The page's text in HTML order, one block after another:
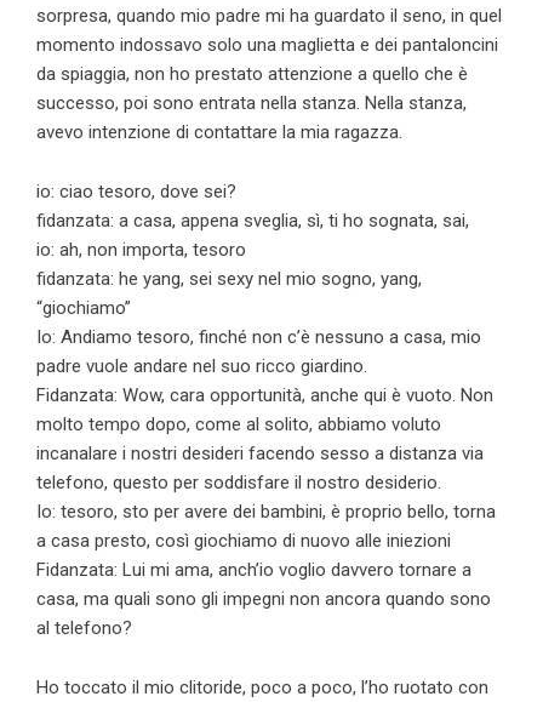
sorpresa, quando mio padre mi ha guardato il seno, in quel
momento indossavo solo una maglietta e dei pantaloncini
da spiaggia, non ho prestato attenzione a quello che è
successo, poi sono entrata nella stanza. Nella stanza,
avevo intenzione di contattare la mia ragazza.
io: ciao tesoro, dove sei?
fidanzata: a casa, appena sveglia, sì, ti ho sognata, sai,
io: ah, non importa, tesoro
fidanzata: he yang, sei sexy nel mio sogno, yang,
“giochiamo”
Io: Andiamo tesoro, finché non c’è nessuno a casa, mio ​​
padre vuole andare nel suo ricco giardino.
Fidanzata: Wow, cara opportunità, anche qui è vuoto. Non
molto tempo dopo, come al solito, abbiamo voluto
incanalare i nostri desideri facendo sesso a distanza via
telefono, questo per soddisfare il nostro desiderio.
Io: tesoro, sto per avere dei bambini, è proprio bello, torna
a casa presto, così giochiamo di nuovo alle iniezioni
Fidanzata: Lui mi ama, anch’io voglio davvero tornare a
casa, ma quali sono gli impegni non ancora quando sono
al telefono?
Ho toccato il mio clitoride, poco a poco, l’ho ruotato con